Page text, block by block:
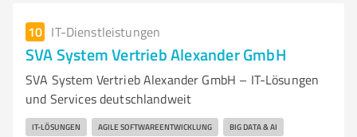
10 IT-Dienstleistungen
SVA System Vertrieb Alexander GmbH
SVA System Vertrieb Alexander GmbH – IT-Lösungen
und Services deutschlandweit
IT-LÖSUNGEN AGILE SOFTWAREENTWICKLUNG BIG DATA & AI